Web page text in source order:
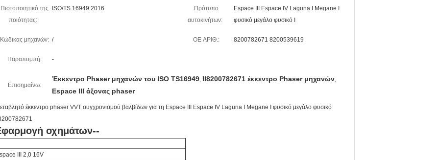
Πιστοποιητικό της
ποιότητας:
ISO/TS 16949:2016
Πρότυπο
αυτοκινήτων:
Espace ΙΙΙ Espace IV Laguna Ι Megane Ι
φυσικό μεγάλο φυσικό Ι
Κώδικας μηχανών: / OE ΑΡΙΘ.: 8200782671 8200539619
Παραπομπή: -
Επισημαίνω:
Έκκεντρο Phaser μηχανών του ISO TS16949, II8200782671 έκκεντρο Phaser μηχανών,
Espace ΙΙΙ άξονας phaser
έκκεντρο phaser VVT συγχρονισμού βαλβίδων για τη Espace ΙΙΙ Espace IV Laguna Ι Megane Ι φυσικό μεγάλο φυσικό
οχημάτων--
ΙΙΙ 2,0 16V